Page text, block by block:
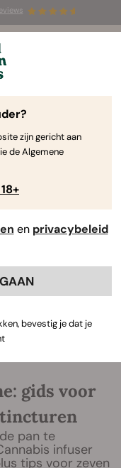
gids voor
pan te
infuser
tips voor zeven
zijn gericht aan
de Algemene
en privacybeleid
bevestig je dat je